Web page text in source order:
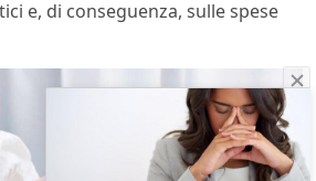
e, di conseguenza, sulle spese